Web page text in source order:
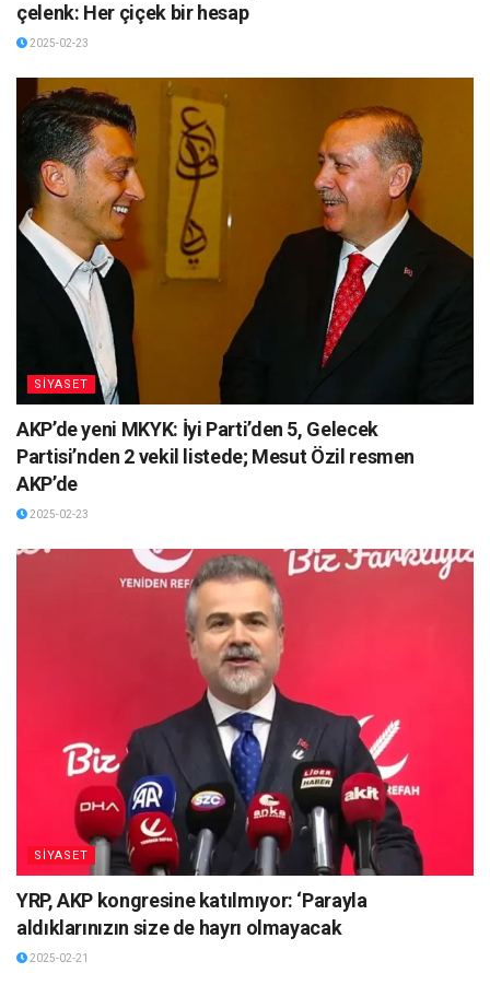
çelenk: Her çiçek bir hesap
2025-02-23
SİYASET
AKP’de yeni MKYK: İyi Parti’den 5, Gelecek
Partisi’nden 2 vekil listede; Mesut Özil resmen
AKP’de
2025-02-23
SİYASET
YRP, AKP kongresine katılmıyor: ‘Parayla
aldıklarınızın size de hayrı olmayacak
2025-02-21